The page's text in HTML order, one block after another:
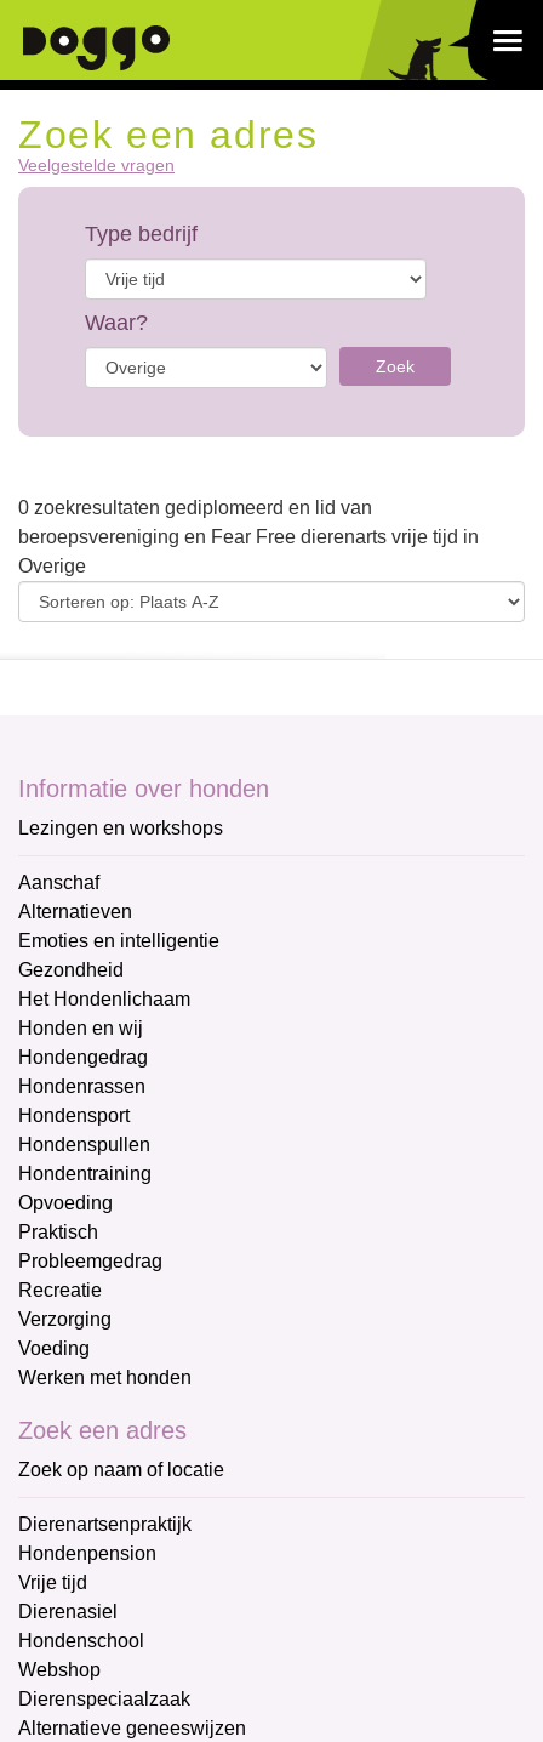
Zoek een adres
Veelgestelde vragen
Type bedrijf
Waar?
Zoek
0 zoekresultaten gediplomeerd en lid van
beroepsvereniging en Fear Free dierenarts vrije tijd in
Overige
Informatie over honden
Lezingen en workshops
Aanschaf
Alternatieven
Emoties en intelligentie
Gezondheid
Het Hondenlichaam
Honden en wij
Hondengedrag
Hondenrassen
Hondensport
Hondenspullen
Hondentraining
Opvoeding
Praktisch
Probleemgedrag
Recreatie
Verzorging
Voeding
Werken met honden
Zoek een adres
Zoek op naam of locatie
Dierenartsenpraktijk
Hondenpension
Vrije tijd
Dierenasiel
Hondenschool
Webshop
Dierenspeciaalzaak
Alternatieve geneeswijzen